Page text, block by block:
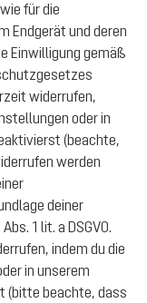
für die
Endgerät und deren
Einwilligung gemäß
widerrufen,
oder in
(beachte,
werden
deiner
1 lit. a DSGVO.
indem du die
in unserem
(bitte beachte, dass